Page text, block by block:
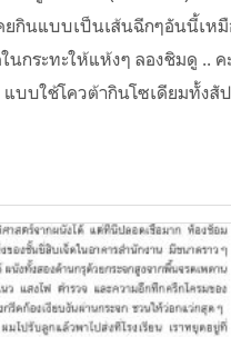
ยกินแบบเป็นเส้นฉีกๆอันนี้เหมื
นกระทะให้แห้งๆ ลองชิมดู .. ค
แบบใช้โควต้ากินโซเดียมทั้งสั